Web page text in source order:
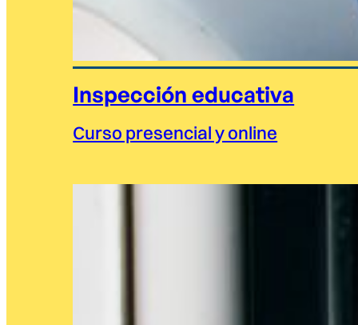
Inspección educativa
Curso presencial y online